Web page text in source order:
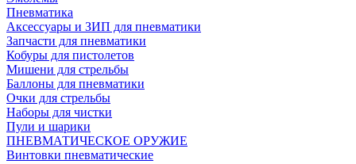
Пневматика
Аксессуары и ЗИП для пневматики
Запчасти для пневматики
Кобуры для пистолетов
Мишени для стрельбы
Баллоны для пневматики
Очки для стрельбы
Наборы для чистки
Пули и шарики
ПНЕВМАТИЧЕСКОЕ ОРУЖИЕ
Винтовки пневматические